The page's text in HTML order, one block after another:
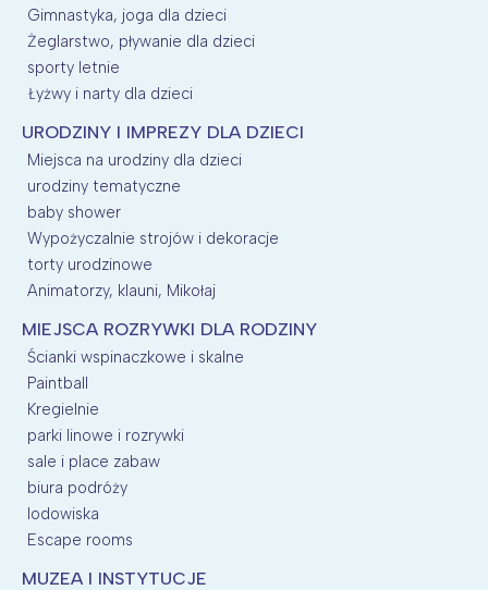
Gimnastyka, joga dla dzieci
Żeglarstwo, pływanie dla dzieci
sporty letnie
Łyżwy i narty dla dzieci
URODZINY I IMPREZY DLA DZIECI
Miejsca na urodziny dla dzieci
urodziny tematyczne
baby shower
Wypożyczalnie strojów i dekoracje
torty urodzinowe
Animatorzy, klauni, Mikołaj
MIEJSCA ROZRYWKI DLA RODZINY
Ścianki wspinaczkowe i skalne
Paintball
Kregielnie
parki linowe i rozrywki
sale i place zabaw
biura podróży
lodowiska
Escape rooms
MUZEA I INSTYTUCJE